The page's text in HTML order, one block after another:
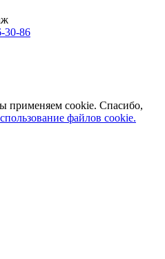
30-86
применяем cookie. Спасибо,
файлов cookie.